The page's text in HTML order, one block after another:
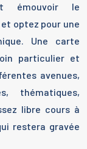
émouvoir le
optez pour une
Une carte
particulier et
avenues,
thématiques,
libre cours à
restera gravée